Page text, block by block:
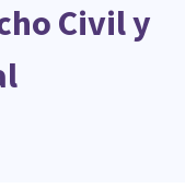
Civil y